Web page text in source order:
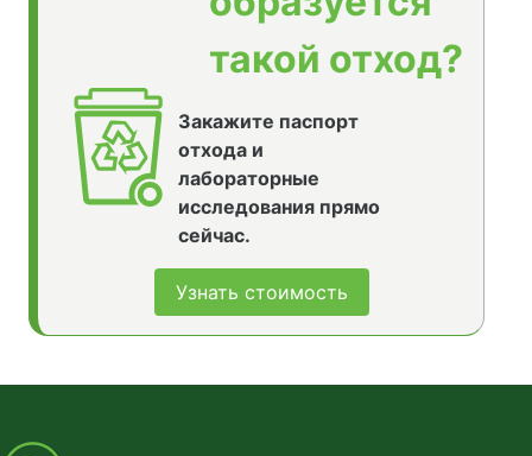
такой отход?
Закажите паспорт
отхода и
лабораторные
исследования прямо
сейчас.
Узнать стоимость